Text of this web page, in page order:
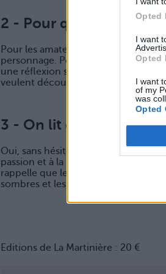
Opted
I want
Opted
I want
of my
was
Opted
2 - Pour qui est ce livre
Pour les amateurs de romans
personnage. Pour celles et ceux
une réflexion sur la mémoire, la
veulent découvrir Venise sous un
3 - On lit ou pas ?
Oui, sans hésiter. « L’Adieu à
passion et à la résilience. Thierry
rappelle que le passé ne s’efface
sombres et les canaux mystérieux
Editions de La Martinière : 20 €